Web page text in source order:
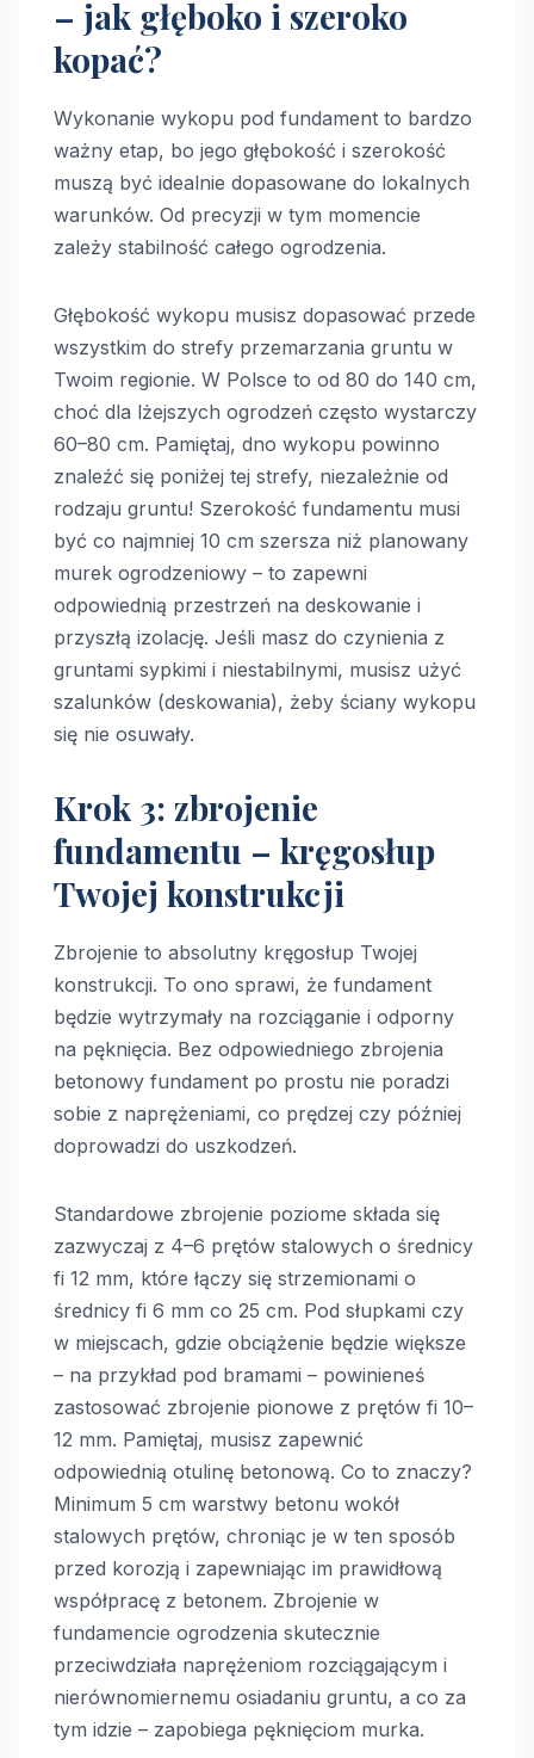
– jak głęboko i szeroko
kopać?
Wykonanie wykopu pod fundament to bardzo
ważny etap, bo jego głębokość i szerokość
muszą być idealnie dopasowane do lokalnych
warunków. Od precyzji w tym momencie
zależy stabilność całego ogrodzenia.
Głębokość wykopu musisz dopasować przede
wszystkim do strefy przemarzania gruntu w
Twoim regionie. W Polsce to od 80 do 140 cm,
choć dla lżejszych ogrodzeń często wystarczy
60–80 cm. Pamiętaj, dno wykopu powinno
znaleźć się poniżej tej strefy, niezależnie od
rodzaju gruntu! Szerokość fundamentu musi
być co najmniej 10 cm szersza niż planowany
murek ogrodzeniowy – to zapewni
odpowiednią przestrzeń na deskowanie i
przyszłą izolację. Jeśli masz do czynienia z
gruntami sypkimi i niestabilnymi, musisz użyć
szalunków (deskowania), żeby ściany wykopu
się nie osuwały.
Krok 3: zbrojenie
fundamentu – kręgosłup
Twojej konstrukcji
Zbrojenie to absolutny kręgosłup Twojej
konstrukcji. To ono sprawi, że fundament
będzie wytrzymały na rozciąganie i odporny
na pęknięcia. Bez odpowiedniego zbrojenia
betonowy fundament po prostu nie poradzi
sobie z naprężeniami, co prędzej czy później
doprowadzi do uszkodzeń.
Standardowe zbrojenie poziome składa się
zazwyczaj z 4–6 prętów stalowych o średnicy
fi 12 mm, które łączy się strzemionami o
średnicy fi 6 mm co 25 cm. Pod słupkami czy
w miejscach, gdzie obciążenie będzie większe
– na przykład pod bramami – powinieneś
zastosować zbrojenie pionowe z prętów fi 10–
12 mm. Pamiętaj, musisz zapewnić
odpowiednią otulinę betonową. Co to znaczy?
Minimum 5 cm warstwy betonu wokół
stalowych prętów, chroniąc je w ten sposób
przed korozją i zapewniając im prawidłową
współpracę z betonem. Zbrojenie w
fundamencie ogrodzenia skutecznie
przeciwdziała naprężeniom rozciągającym i
nierównomiernemu osiadaniu gruntu, a co za
tym idzie – zapobiega pęknięciom murka.